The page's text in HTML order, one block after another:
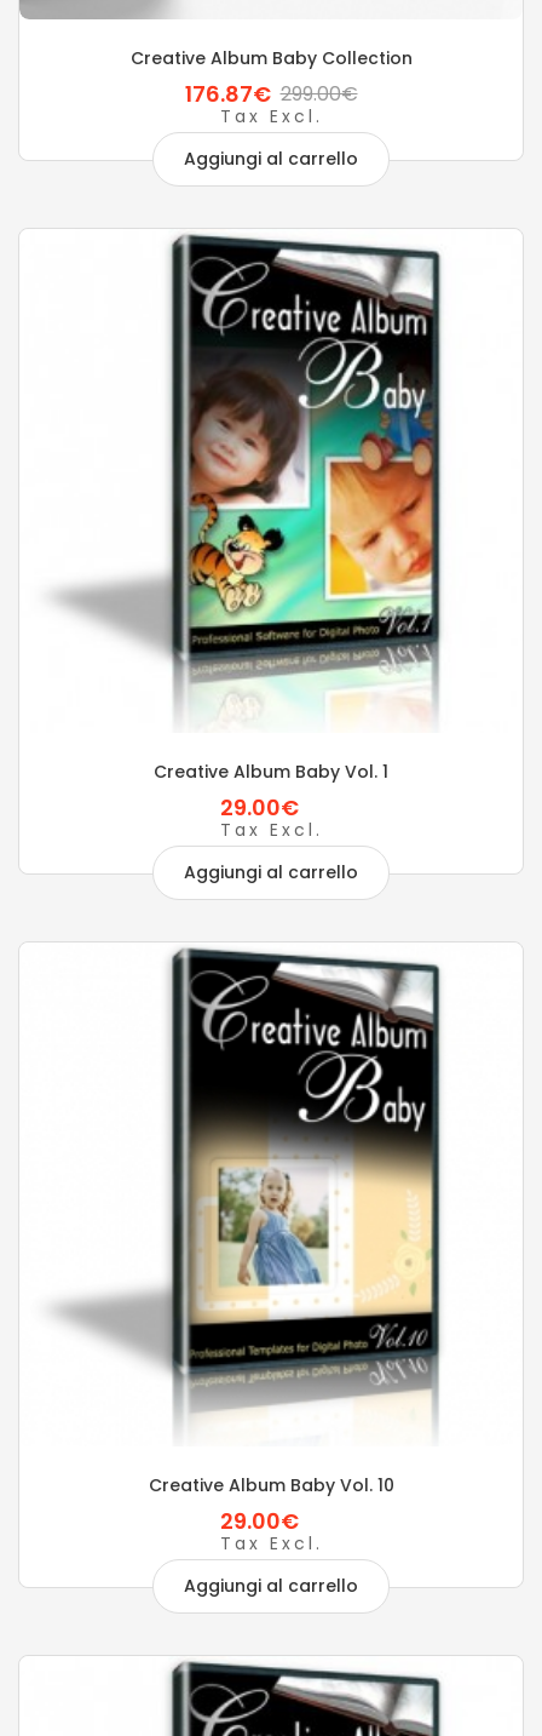
Creative Album Baby Collection
176.87€ 299.00€
Tax Excl.
Aggiungi al carrello
Creative Album Baby Vol. 1
29.00€
Tax Excl.
Aggiungi al carrello
Creative Album Baby Vol. 10
29.00€
Tax Excl.
Aggiungi al carrello